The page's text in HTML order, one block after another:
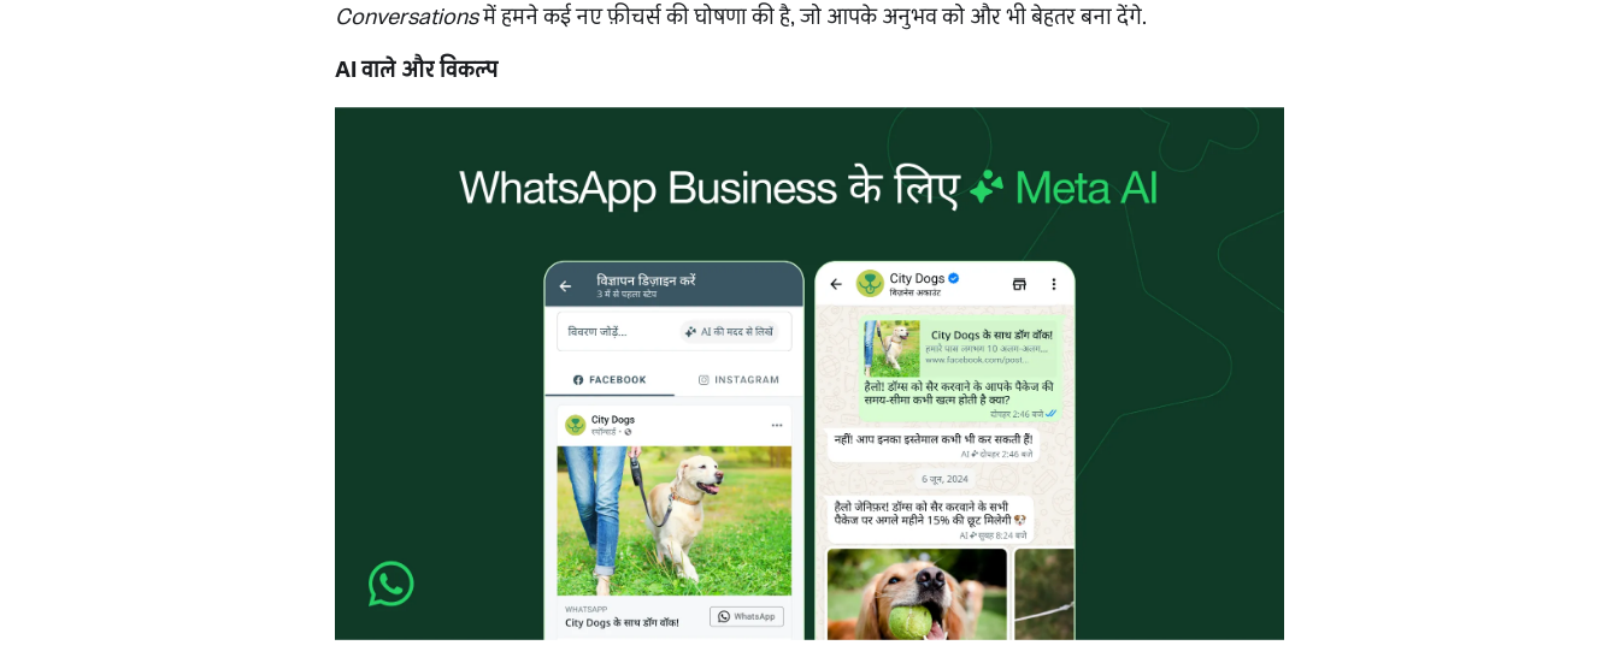
Conversationsमें हमने कई नए फ़ीचर्स की घोषणा की है, जो आपके अनुभव को और भी बेहतर बना देंगे.
AI वाले और विकल्प